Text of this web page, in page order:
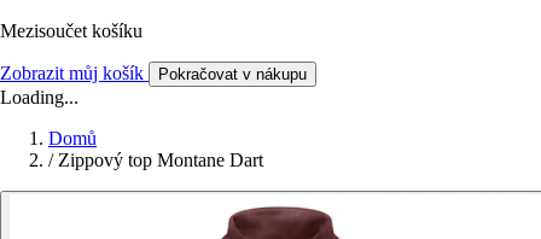
Mezisoučet košíku
Zobrazit můj košík Pokračovat v nákupu
Loading...
Domů
/ Zippový top Montane Dart